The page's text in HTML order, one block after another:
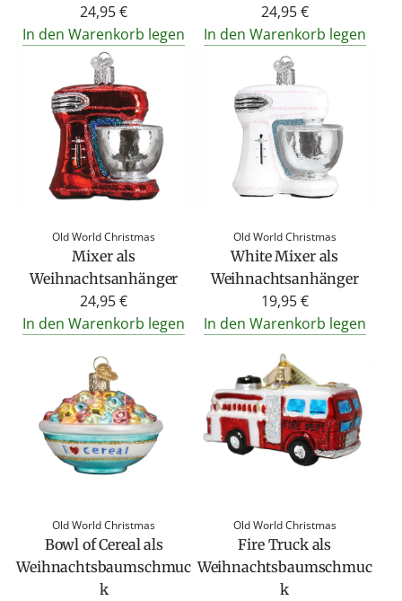
24,95 €
In den Warenkorb legen
24,95 €
In den Warenkorb legen
Old World Christmas
Mixer als
Weihnachtsanhänger
24,95 €
In den Warenkorb legen
Old World Christmas
White Mixer als
Weihnachtsanhänger
19,95 €
In den Warenkorb legen
Old World Christmas
Bowl of Cereal als
Weihnachtsbaumschmuc
k
Old World Christmas
Fire Truck als
Weihnachtsbaumschmuc
k